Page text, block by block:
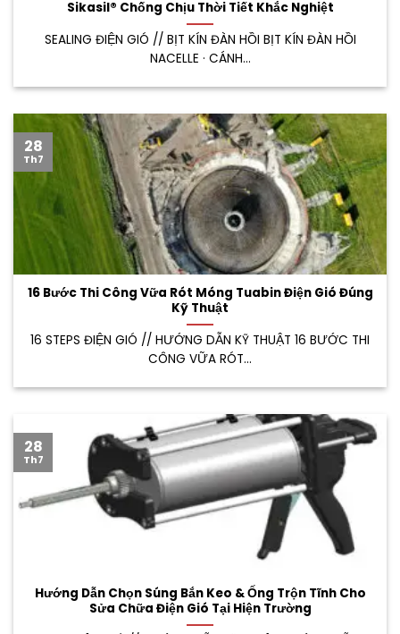
Sikasil® Chống Chịu Thời Tiết Khắc Nghiệt
SEALING ĐIỆN GIÓ // BỊT KÍN ĐÀN HỒI BỊT KÍN ĐÀN HỒI
NACELLE · CÁNH...
16 Bước Thi Công Vữa Rót Móng Tuabin Điện Gió Đúng
Kỹ Thuật
16 STEPS ĐIỆN GIÓ // HƯỚNG DẪN KỸ THUẬT 16 BƯỚC THI
CÔNG VỮA RÓT...
28
Th7
Hướng Dẫn Chọn Súng Bắn Keo & Ống Trộn Tĩnh Cho
Sửa Chữa Điện Gió Tại Hiện Trường
28
Th7